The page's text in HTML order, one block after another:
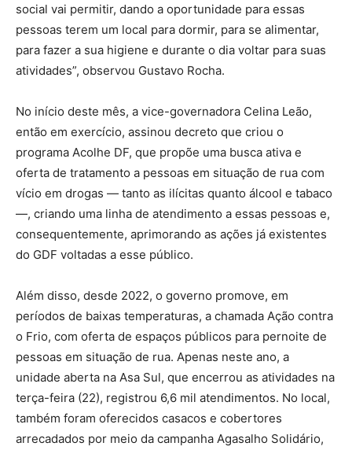
social vai permitir, dando a oportunidade para essas
pessoas terem um local para dormir, para se alimentar,
para fazer a sua higiene e durante o dia voltar para suas
atividades”, observou Gustavo Rocha.
No início deste mês, a vice-governadora Celina Leão,
então em exercício, assinou decreto que criou o
programa Acolhe DF, que propõe uma busca ativa e
oferta de tratamento a pessoas em situação de rua com
vício em drogas — tanto as ilícitas quanto álcool e tabaco
—, criando uma linha de atendimento a essas pessoas e,
consequentemente, aprimorando as ações já existentes
do GDF voltadas a esse público.
Além disso, desde 2022, o governo promove, em
períodos de baixas temperaturas, a chamada Ação contra
o Frio, com oferta de espaços públicos para pernoite de
pessoas em situação de rua. Apenas neste ano, a
unidade aberta na Asa Sul, que encerrou as atividades na
terça-feira (22), registrou 6,6 mil atendimentos. No local,
também foram oferecidos casacos e cobertores
arrecadados por meio da campanha Agasalho Solidário,